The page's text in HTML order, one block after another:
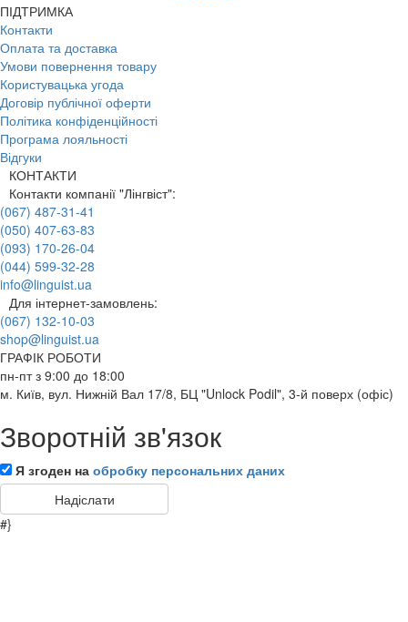
ПІДТРИМКА
Контакти
Оплата та доставка
Умови повернення товару
Користувацька угода
Договір публічної оферти
Політика конфіденційності
Програма лояльності
Відгуки
КОНТАКТИ
Контакти компанії "Лінгвіст":
(067) 487-31-41
(050) 407-63-83
(093) 170-26-04
(044) 599-32-28
info@linguist.ua
Для інтернет-замовлень:
(067) 132-10-03
shop@linguist.ua
ГРАФІК РОБОТИ
пн-пт з 9:00 до 18:00
м. Київ, вул. Нижній Вал 17/8, БЦ "Unlock Podil", 3-й поверх (офіс)
Зворотній зв'язок
Я згоден на обробку персональних даних
#}